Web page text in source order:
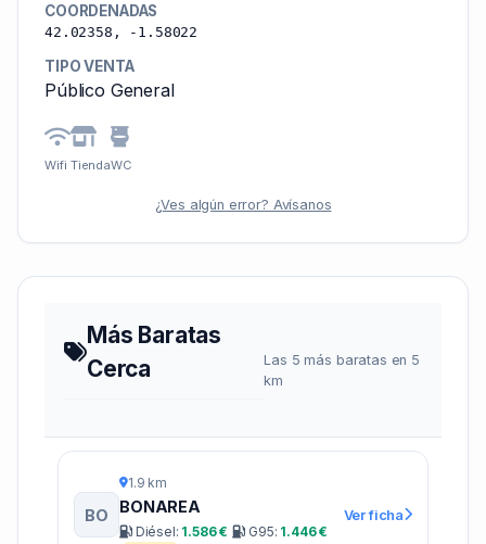
COORDENADAS
42.02358, -1.58022
TIPO VENTA
Público General
Wifi TiendaWC
¿Ves algún error? Avísanos
Más Baratas
Cerca
Las 5 más baratas en 5
km
BO
1.9 km
BONAREA
Diésel: 1.586 € G95: 1.446 €
Ver ficha